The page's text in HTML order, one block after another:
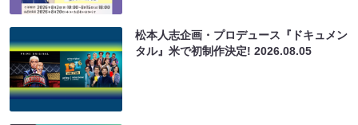
松本人志企画・プロデュース『ドキュメン
タル』米で初制作決定!2026.08.05